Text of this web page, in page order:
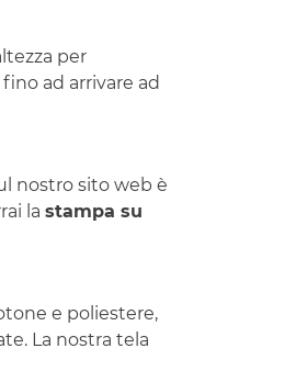
per
ad arrivare ad
nostro sito web è
la stampa su
e poliestere,
La nostra tela